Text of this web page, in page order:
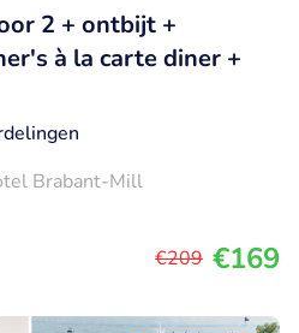
2 + ontbijt +
à la carte diner +
Brabant-Mill
€209 €169